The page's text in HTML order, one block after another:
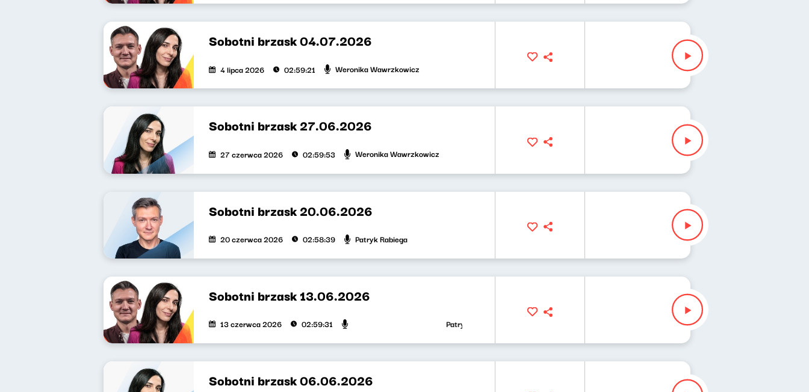
Sobotni brzask 04.07.2026
4 lipca 2026 02:59:21 Weronika Wawrzkowicz
Sobotni brzask 27.06.2026
27 czerwca 2026 02:59:53 Weronika Wawrzkowicz
Sobotni brzask 20.06.2026
20 czerwca 2026 02:58:39 Patryk Rabiega
Sobotni brzask 13.06.2026
13 czerwca 2026 02:59:31 Patryk Rabiega, Weronika Wawrzkowicz
Sobotni brzask 06.06.2026